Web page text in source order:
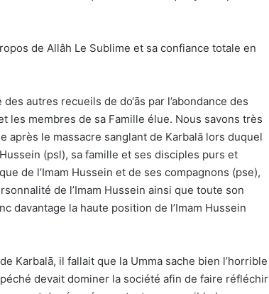
de Allâh Le Sublime et sa confiance totale en
autres recueils de do‘ās par l’abondance des
les membres de sa Famille élue. Nous savons très
le massacre sanglant de Karbalā lors duquel
(psl), sa famille et ses disciples purs et
de l’Imam Hussein et de ses compagnons (pse),
de l’Imam Hussein ainsi que toute son
davantage la haute position de l’Imam Hussein
Karbalā, il fallait que la Umma sache bien l’horrible
devait dominer la société afin de faire réfléchir